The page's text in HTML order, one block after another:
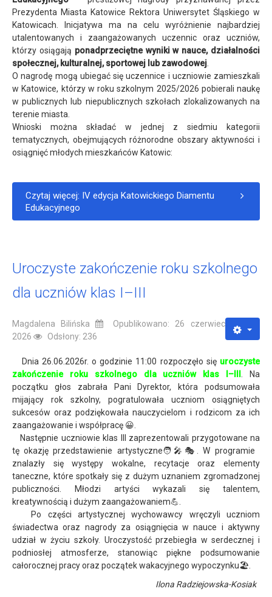
Prezydenta Miasta Katowice Rektora Uniwersytet Śląskiego w
Katowicach. Inicjatywa ma na celu wyróżnienie najbardziej
utalentowanych i zaangażowanych uczennic oraz uczniów,
którzy osiągają ponadprzeciętne wyniki w nauce, działalności
społecznej, kulturalnej, sportowej lub zawodowej
O nagrodę mogą ubiegać się uczennice i uczniowie zamieszkali
w Katowice, którzy w roku szkolnym 2025/2026 pobierali naukę
w publicznych lub niepublicznych szkołach zlokalizowanych na
terenie miasta.
Wnioski można składać w jednej z siedmiu kategorii
tematycznych, obejmujących różnorodne obszary aktywności i
osiągnięć młodych mieszkańców Katowic:
Czytaj więcej: IV edycja Katowickiego Diamentu
Edukacyjnego
Uroczyste zakończenie roku szkolnego
dla uczniów klas I–III
Magdalena Bilińska
Opublikowano: 26 czerwiec
2026
Odsłony: 236
Dnia 26.06.2026r. o godzinie 11:00 rozpoczęło się uroczyste
zakończenie roku szkolnego dla uczniów klas I–III
. Na
początku głos zabrała Pani Dyrektor, która podsumowała
mijający rok szkolny, pogratulowała uczniom osiągniętych
sukcesów oraz podziękowała nauczycielom i rodzicom za ich
zaangażowanie i współpracę 😀.
Następnie uczniowie klas III zaprezentowali przygotowane na
tę okazję przedstawienie artystyczne🧑‍🎤🎭. W programie
znalazły się występy wokalne, recytacje oraz elementy
taneczne, które spotkały się z dużym uznaniem zgromadzonej
publiczności. Młodzi artyści wykazali się talentem,
kreatywnością i dużym zaangażowaniem💪.
Po części artystycznej wychowawcy wręczyli uczniom
świadectwa oraz nagrody za osiągnięcia w nauce i aktywny
udział w życiu szkoły. Uroczystość przebiegła w serdecznej i
podniosłej atmosferze, stanowiąc piękne podsumowanie
całorocznej pracy oraz początek wakacyjnego wypoczynku🏖️.
Ilona Radziejowska-Kosiak